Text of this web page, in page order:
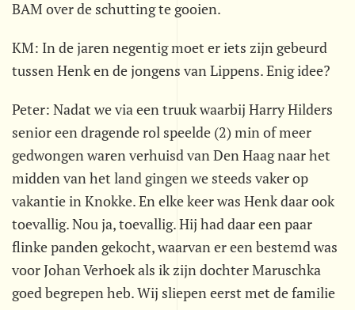
BAM over de schutting te gooien.
KM: In de jaren negentig moet er iets zijn gebeurd
tussen Henk en de jongens van Lippens. Enig idee?
Peter: Nadat we via een truuk waarbij Harry Hilders
senior een dragende rol speelde (2) min of meer
gedwongen waren verhuisd van Den Haag naar het
midden van het land gingen we steeds vaker op
vakantie in Knokke. En elke keer was Henk daar ook
toevallig. Nou ja, toevallig. Hij had daar een paar
flinke panden gekocht, waarvan er een bestemd was
voor Johan Verhoek als ik zijn dochter Maruschka
goed begrepen heb. Wij sliepen eerst met de familie